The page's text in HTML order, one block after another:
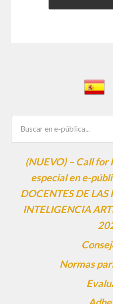
(NUEVO) – Call
especial en e-
DOCENTES DE
INTELIGENCIA
Normas